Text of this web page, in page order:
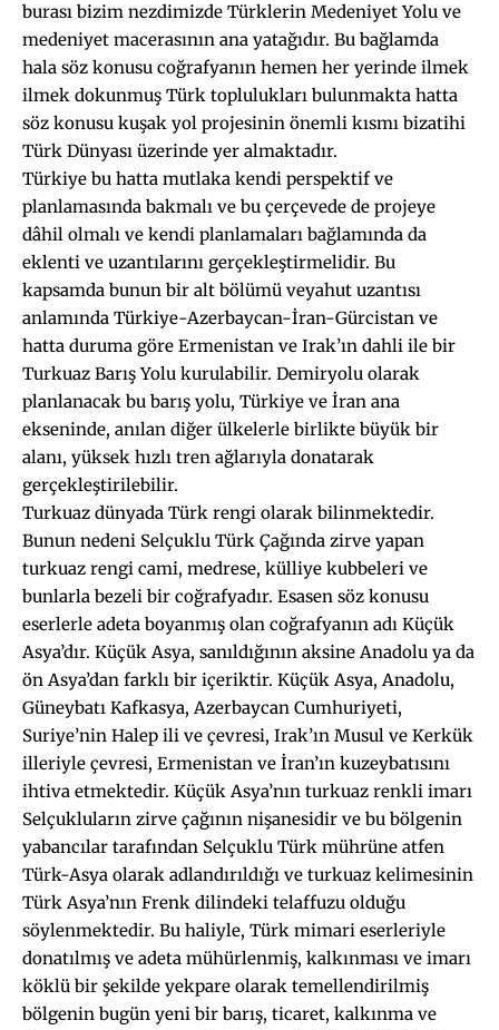
burası bizim nezdimizde Türklerin Medeniyet Yolu ve
medeniyet macerasının ana yatağıdır. Bu bağlamda
hala söz konusu coğrafyanın hemen her yerinde ilmek
ilmek dokunmuş Türk toplulukları bulunmakta hatta
söz konusu kuşak yol projesinin önemli kısmı bizatihi
Türk Dünyası üzerinde yer almaktadır.
Türkiye bu hatta mutlaka kendi perspektif ve
planlamasında bakmalı ve bu çerçevede de projeye
dâhil olmalı ve kendi planlamaları bağlamında da
eklenti ve uzantılarını gerçekleştirmelidir. Bu
kapsamda bunun bir alt bölümü veyahut uzantısı
anlamında Türkiye-Azerbaycan-İran-Gürcistan ve
hatta duruma göre Ermenistan ve Irak’ın dahli ile bir
Turkuaz Barış Yolu kurulabilir. Demiryolu olarak
planlanacak bu barış yolu, Türkiye ve İran ana
ekseninde, anılan diğer ülkelerle birlikte büyük bir
alanı, yüksek hızlı tren ağlarıyla donatarak
gerçekleştirilebilir.
Turkuaz dünyada Türk rengi olarak bilinmektedir.
Bunun nedeni Selçuklu Türk Çağında zirve yapan
turkuaz rengi cami, medrese, külliye kubbeleri ve
bunlarla bezeli bir coğrafyadır. Esasen söz konusu
eserlerle adeta boyanmış olan coğrafyanın adı Küçük
Asya’dır. Küçük Asya, sanıldığının aksine Anadolu ya da
ön Asya’dan farklı bir içeriktir. Küçük Asya, Anadolu,
Güneybatı Kafkasya, Azerbaycan Cumhuriyeti,
Suriye’nin Halep ili ve çevresi, Irak’ın Musul ve Kerkük
illeriyle çevresi, Ermenistan ve İran’ın kuzeybatısını
ihtiva etmektedir. Küçük Asya’nın turkuaz renkli imarı
Selçukluların zirve çağının nişanesidir ve bu bölgenin
yabancılar tarafından Selçuklu Türk mührüne atfen
Türk-Asya olarak adlandırıldığı ve turkuaz kelimesinin
Türk Asya’nın Frenk dilindeki telaffuzu olduğu
söylenmektedir. Bu haliyle, Türk mimari eserleriyle
donatılmış ve adeta mühürlenmiş, kalkınması ve imarı
köklü bir şekilde yekpare olarak temellendirilmiş
bölgenin bugün yeni bir barış, ticaret, kalkınma ve